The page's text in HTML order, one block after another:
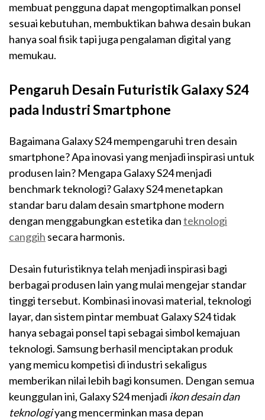
membuat pengguna dapat mengoptimalkan ponsel
sesuai kebutuhan, membuktikan bahwa desain bukan
hanya soal fisik tapi juga pengalaman digital yang
memukau.
Pengaruh Desain Futuristik Galaxy S24
pada Industri Smartphone
Bagaimana Galaxy S24 mempengaruhi tren desain
smartphone? Apa inovasi yang menjadi inspirasi untuk
produsen lain? Mengapa Galaxy S24 menjadi
benchmark teknologi? Galaxy S24 menetapkan
standar baru dalam desain smartphone modern
dengan menggabungkan estetika danteknologi
canggih secara harmonis.
Desain futuristiknya telah menjadi inspirasi bagi
berbagai produsen lain yang mulai mengejar standar
tinggi tersebut. Kombinasi inovasi material, teknologi
layar, dan sistem pintar membuat Galaxy S24 tidak
hanya sebagai ponsel tapi sebagai simbol kemajuan
teknologi. Samsung berhasil menciptakan produk
yang memicu kompetisi di industri sekaligus
memberikan nilai lebih bagi konsumen. Dengan semua
keunggulan ini, Galaxy S24 menjadi ikon desain dan
teknologiyang mencerminkan masa depan